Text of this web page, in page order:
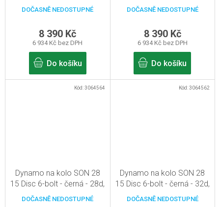
černá - 28d, pevná osa
DOČASNĚ NEDOSTUPNÉ
6 934 Kč bez DPH
8 390 Kč
Do košíku
černá - 32, pevná osa
DOČASNĚ NEDOSTUPNÉ
6 934 Kč bez DPH
8 390 Kč
Do košíku
Dynamo na kolo SON 28
15 Disc 6-bolt - černá - 28d,
pevná osa 15mm
DOČASNĚ NEDOSTUPNÉ
Kód:3064564
Dynamo na kolo SON 28
15 Disc 6-bolt - černá - 32d,
pevná osa 15mm
DOČASNĚ NEDOSTUPNÉ
Kód:3064562